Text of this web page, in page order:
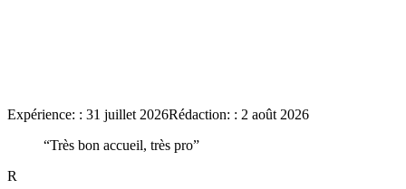
Expérience: : 31 juillet 2026Rédaction: : 2 août 2026
“Très bon accueil, très pro”
R